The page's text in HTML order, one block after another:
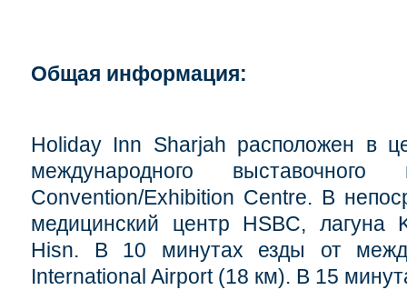
Общая информация:
Holiday Inn Sharjah расположен в
международного
Convention/Exhibition Centre. В
медицинский центр HSBC,
Hisn. В 10 минутах езды от
International Airport (18 км). В 15